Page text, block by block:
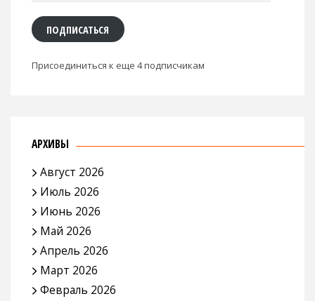
ПОДПИСАТЬСЯ
Присоединиться к еще 4 подписчикам
АРХИВЫ
Август 2026
Июль 2026
Июнь 2026
Май 2026
Апрель 2026
Март 2026
Февраль 2026